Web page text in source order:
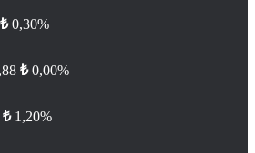
₺ 0,30%
₺ 0,00%
₺ 1,20%